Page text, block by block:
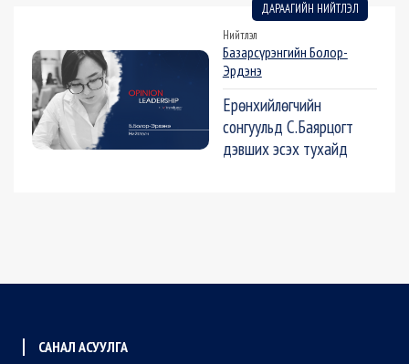
ДАРААГИЙН НИЙТЛЭЛ
Нийтлэл
Базарсүрэнгийн Болор-
Эрдэнэ
Ерөнхийлөгчийн
сонгуульд С.Баярцогт
дэвших эсэх тухайд
САНАЛ АСУУЛГА